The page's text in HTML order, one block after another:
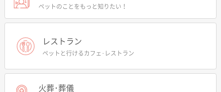
ペットのことをもっと知りたい！
レストラン
ペットと行けるカフェ･レストラン
火葬･葬儀